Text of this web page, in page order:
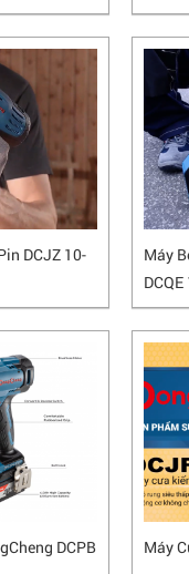
DCJZ 10-
Máy
DCQE
DCPB
Máy